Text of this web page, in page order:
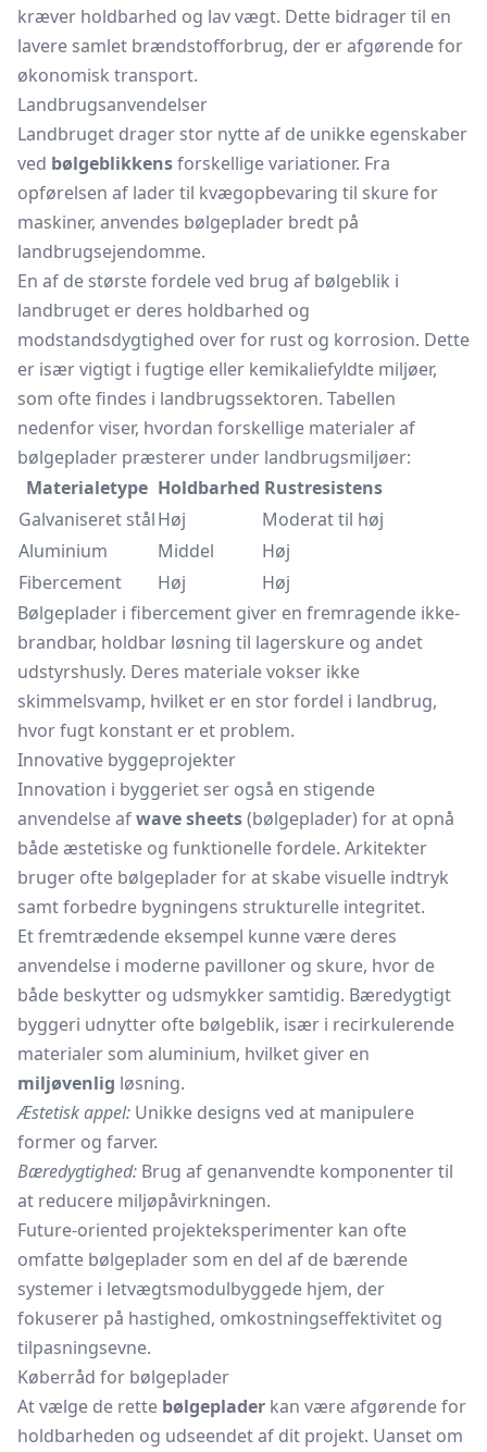
kræver holdbarhed og lav vægt. Dette bidrager til en
lavere samlet brændstofforbrug, der er afgørende for
økonomisk transport.
Landbrugsanvendelser
Landbruget drager stor nytte af de unikke egenskaber
ved bølgeblikkensforskellige variationer. Fra
opførelsen af lader til kvægopbevaring til skure for
maskiner, anvendes bølgeplader bredt på
landbrugsejendomme.
En af de største fordele ved brug af bølgeblik i
landbruget er deres holdbarhed og
modstandsdygtighed over for rust og korrosion. Dette
er især vigtigt i fugtige eller kemikaliefyldte miljøer,
som ofte findes i landbrugssektoren. Tabellen
nedenfor viser, hvordan forskellige materialer af
bølgeplader præsterer under landbrugsmiljøer:
Materialetype Holdbarhed Rustresistens
Galvaniseret stålHøj
Moderat til høj
Aluminium
Middel
Høj
Fibercement
Høj
Høj
Bølgeplader i fibercement giver en fremragende ikke-
brandbar, holdbar løsning til lagerskure og andet
udstyrshusly. Deres materiale vokser ikke
skimmelsvamp, hvilket er en stor fordel i landbrug,
hvor fugt konstant er et problem.
Innovative byggeprojekter
Innovation i byggeriet ser også en stigende
anvendelse afwave sheets(bølgeplader) for at opnå
både æstetiske og funktionelle fordele. Arkitekter
bruger ofte bølgeplader for at skabe visuelle indtryk
samt forbedre bygningens strukturelle integritet.
Et fremtrædende eksempel kunne være deres
anvendelse i moderne pavilloner og skure, hvor de
både beskytter og udsmykker samtidig. Bæredygtigt
byggeri udnytter ofte bølgeblik, især i recirkulerende
materialer som aluminium, hvilket giver en
miljøvenlig løsning.
Æstetisk appel: Unikke designs ved at manipulere
former og farver.
Bæredygtighed: Brug af genanvendte komponenter til
at reducere miljøpåvirkningen.
Future-oriented projekteksperimenter kan ofte
omfatte bølgeplader som en del af de bærende
systemer i letvægtsmodulbyggede hjem, der
fokuserer på hastighed, omkostningseffektivitet og
tilpasningsevne.
Køberråd for bølgeplader
At vælge de rette bølgeplader kan være afgørende for
holdbarheden og udseendet af dit projekt. Uanset om